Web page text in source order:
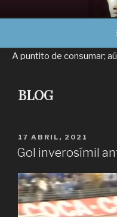
al
Un viaje a través del fútbol
A puntito de consumar;
BLOG
PUBLICADO
EN
17 ABRIL, 2021
Gol inverosímil